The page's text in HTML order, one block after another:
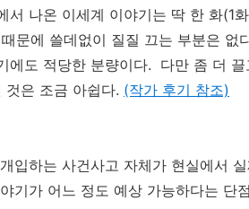
서 나온 이세계 이야기는 딱 한 화(1
문에 쓸데없이 질질 끄는 부분은 없
에도 적당한 분량이다. 다만 좀 더
은 조금 아쉽다. (작가 후기 참조)
입하는 사건사고 자체가 현실에서
기가 어느 정도 예상 가능하다는 단